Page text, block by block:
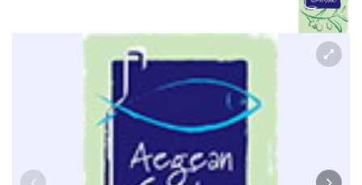
RU